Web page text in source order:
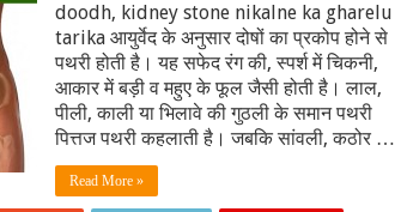
doodh, kidney stone nikalne ka gharelu
tarika आयुर्वेद के अनुसार दोषों का प्रकोप होने से
पथरी होती है। यह सफेद रंग की, स्पर्श में चिकनी,
आकार में बड़ी व महुए के फूल जैसी होती है। लाल,
पीली, काली या भिलावे की गुठली के समान पथरी
पित्तज पथरी कहलाती है। जबकि सांवली, कठोर …
Read More »